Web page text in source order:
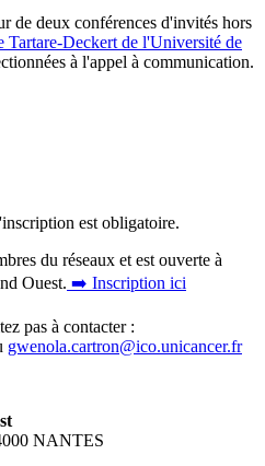
de deux conférences d'invités hors
Tartare-Deckert de l'Université de
à l'appel à communication.
est obligatoire.
du réseaux et est ouverte à
Ouest. ➡️ Inscription ici
pas à contacter :
gwenola.cartron@ico.unicancer.fr
NANTES